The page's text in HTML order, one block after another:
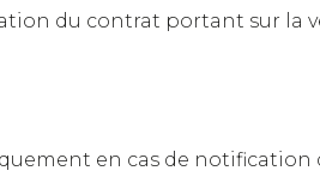
du contrat portant sur la
en cas de